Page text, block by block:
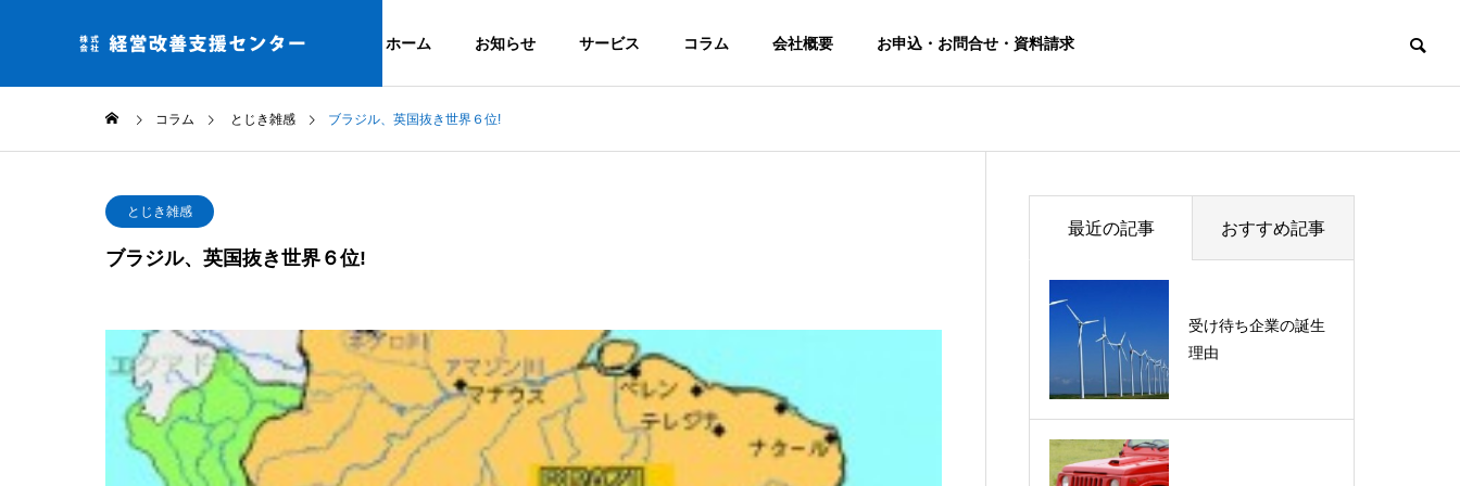
ホーム お知らせ サービス コラム 会社概要 お申込・お問合せ・資料請求
組織活性化プ
ロジェクト
5S活動で組織を
動かす
採用活動プロ
ジェクト
未来に向けた
「人財獲得」を
「今」始める
「未来の可能
性」を経営者と
ともに創る
改善クラブ
継続的意識改善
講演・研修
から新人研修・
ごあいさつ
当社代表からのごあいさつです。
アクセス
当社までのアクセスです
創業20年を迎え、時代に合わせた人と
組織の活性化を
パートナー企業
私たちと協働している パートナー企業
コラム とじき雑感 ブラジル、英国抜き世界６位!
とじき雑感
ブラジル、英国抜き世界６位!
最近の記事 おすすめ記事
受け待ち企業の誕生
理由